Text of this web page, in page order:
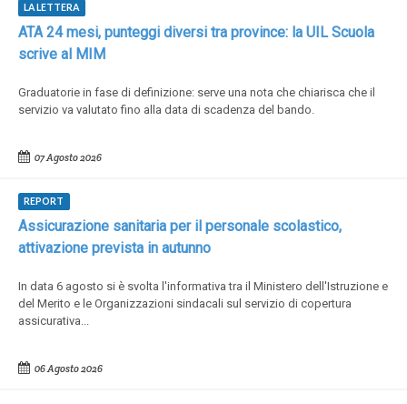
LA LETTERA
ATA 24 mesi, punteggi diversi tra province: la UIL Scuola
scrive al MIM
Graduatorie in fase di definizione: serve una nota che chiarisca che il
servizio va valutato fino alla data di scadenza del bando.
07 Agosto 2026
REPORT
Assicurazione sanitaria per il personale scolastico,
attivazione prevista in autunno
In data 6 agosto si è svolta l'informativa tra il Ministero dell'Istruzione e
del Merito e le Organizzazioni sindacali sul servizio di copertura
assicurativa...
06 Agosto 2026